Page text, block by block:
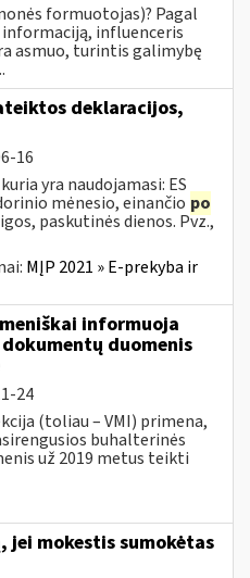
formuotojas)? Pagal
influenceris
asmuo, turintis galimybę
deklaracijos,
16
yra naudojamasi: ES
mėnesio, einančio po
paskutinės dienos. Pvz.,
MĮP 2021 » E-prekyba ir
informuoja
duomenis
24
(toliau – VMI) primena,
buhalterinės
už 2019 metus teikti
jei mokestis sumokėtas